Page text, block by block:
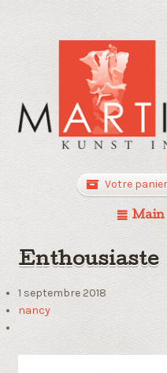
Votre panier
Main
Enthousiaste
1 septembre 2018
nancy